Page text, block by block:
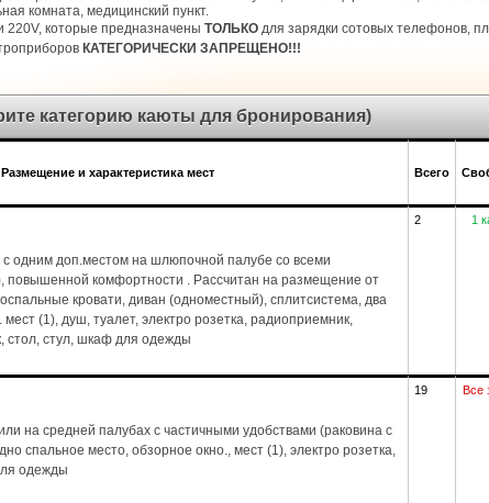
комната, медицинский пункт.
которые предназначены ТОЛЬКО для зарядки сотовых телефонов,
КАТЕГОРИЧЕСКИ ЗАПРЕЩЕНО!!!
категорию каюты для бронирования)
Размещение и характеристика мест Всего
одним доп.местом на шлюпочной палубе со всеми
повышенной комфортности . Рассчитан на размещение от
кровати, диван (одноместный), сплитсистема, два
(1), душ, туалет, электро розетка, радиоприемник,
стол, стул, шкаф для одежды
2 1
на средней палубах с частичными удобствами (раковина с
спальное место, обзорное окно., мест (1), электро розетка,
одежды
19 Все